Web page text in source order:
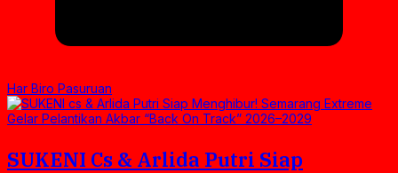
Har Biro Pasuruan
SUKENI Cs & Arlida Putri Siap